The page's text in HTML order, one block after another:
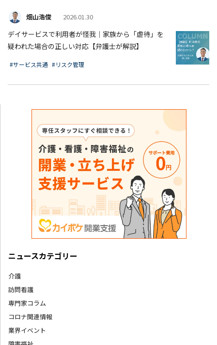
畑山浩俊 2026.01.30
デイサービスで利用者が怪我｜家族から「虐待」を
疑われた場合の正しい対応【弁護士が解説】
#サービス共通 #リスク管理
ニュースカテゴリー
介護
訪問看護
専門家コラム
コロナ関連情報
業界イベント